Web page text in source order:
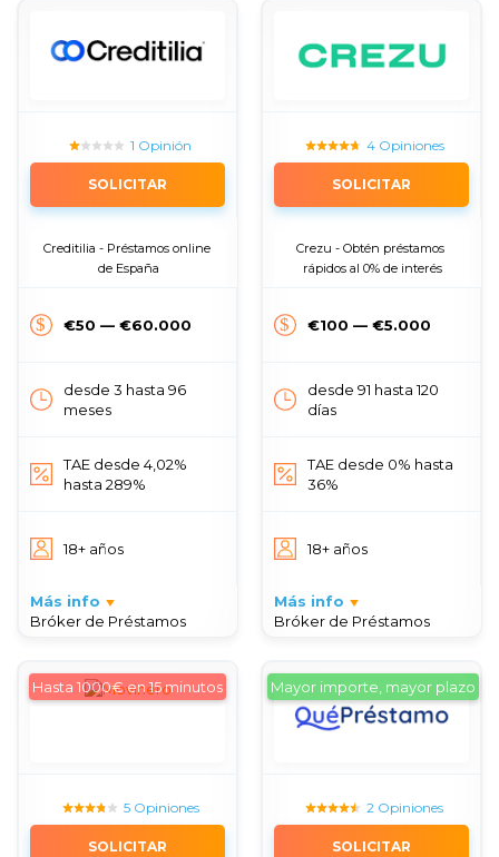
1 Opinión
SOLICITAR
Creditilia - Préstamos online
de España
€50 — €60.000
desde 3 hasta 96
meses
TAE desde 4,02%
hasta 289%
18+ años
Más info
Bróker de Préstamos
4 Opiniones
SOLICITAR
Crezu - Obtén préstamos
rápidos al 0% de interés
€100 — €5.000
desde 91 hasta 120
días
TAE desde 0% hasta
36%
18+ años
Más info
Bróker de Préstamos
Hasta 1000€ en 15 minutos
5 Opiniones
SOLICITAR
Mayor importe, mayor plazo
2 Opiniones
SOLICITAR